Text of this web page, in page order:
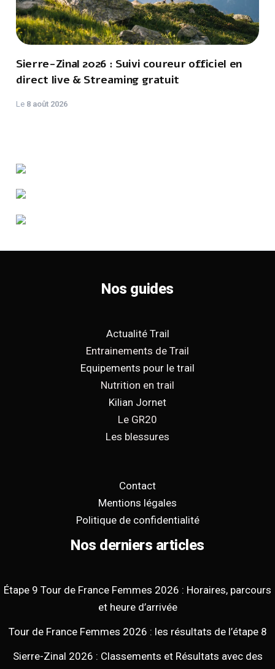
Sierre-Zinal 2026 : Suivi coureur officiel en
direct live & Streaming gratuit
Le 8 août 2026
Nos guides
Actualité Trail
Entrainements de Trail
Equipements pour le trail
Nutrition en trail
Kilian Jornet
Le GR20
Les blessures
Contact
Mentions légales
Politique de confidentialité
Nos derniers articles
Étape 9 Tour de France Femmes 2026 : Horaires, parcours
et heure d’arrivée
Tour de France Femmes 2026 : les résultats de l’étape 8
Sierre-Zinal 2026 : Classements et Résultats avec des